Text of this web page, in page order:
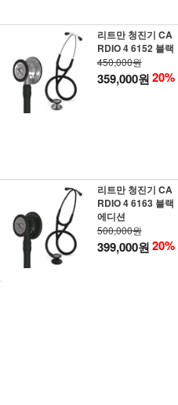
리트만 청진기 CA
RDIO 4 6152 블랙
450,000원
359,000원20%
리트만 청진기 CA
RDIO 4 6163 블랙
에디션
500,000원
399,000원20%